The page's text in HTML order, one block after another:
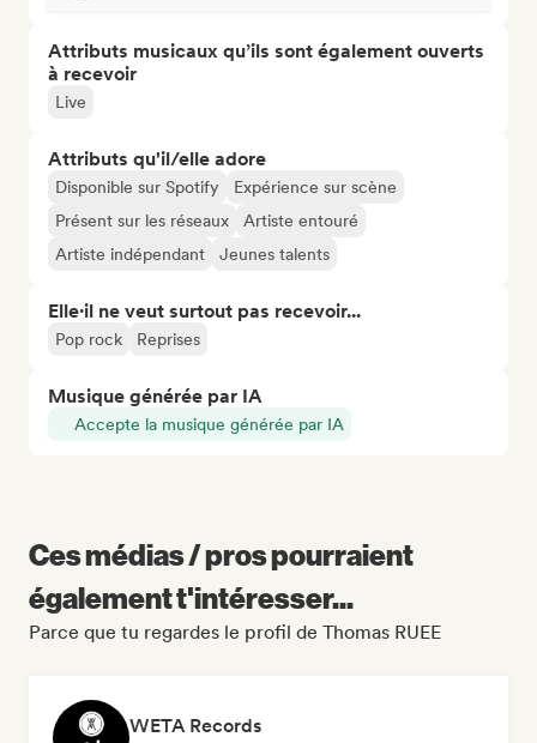
Attributs musicaux qu’ils sont également ouverts
à recevoir
Live
Attributs qu'il/elle adore
Disponible sur Spotify
Expérience sur scène
Présent sur les réseaux
Artiste entouré
Artiste indépendant
Jeunes talents
Elle·il ne veut surtout pas recevoir...
Pop rock Reprises
Musique générée par IA
Accepte la musique générée par IA
Ces médias / pros pourraient
également t'intéresser...
Parce que tu regardes le profil de Thomas RUEE
WETA Records